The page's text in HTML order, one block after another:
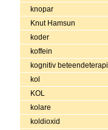
knopar
Knut Hamsun
koder
koffein
kognitiv beteendeterapi
kol
KOL
kolare
koldioxid